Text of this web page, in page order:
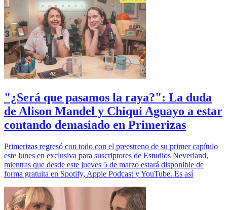
"¿Será que pasamos la raya?": La duda
de Alison Mandel y Chiqui Aguayo a estar
contando demasiado en Primerizas
Primerizas regresó con todo con el preestreno de su primer capítulo
este lunes en exclusiva para suscriptores de Estudios Neverland,
mientras que desde este jueves 5 de marzo estará disponible de
forma gratuita en Spotify, Apple Podcast y YouTube. Es así